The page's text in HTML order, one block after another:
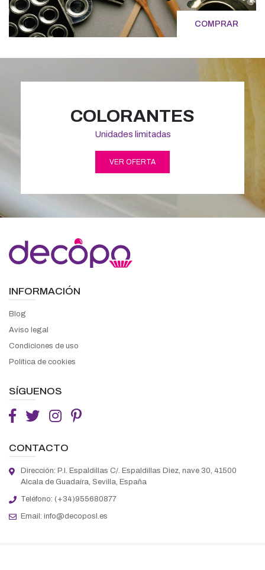
COMPRAR
COLORANTES
Unidades limitadas
VER OFERTA
INFORMACIÓN
Blog
Aviso legal
Condiciones de uso
Política de cookies
SÍGUENOS
CONTACTO
Dirección: P.I. Espaldillas C/. Espaldillas Diez, nave 30, 41500
Alcala de Guadaíra, Sevilla, España
Teléfono: (+34)955680877
Email: info@decoposl.es